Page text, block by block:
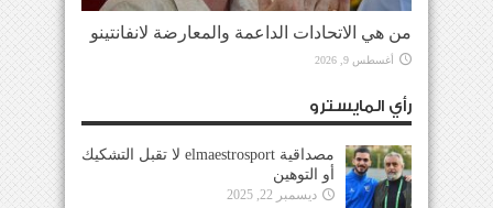
من هي الاتحادات الداعمة والمعارضة لانفانتينو
أغسطس 9, 2026
رأي المايسترو
مصداقية elmaestrosport لا تقبل التشكيك
أو التوهين
ديسمبر 22, 2025